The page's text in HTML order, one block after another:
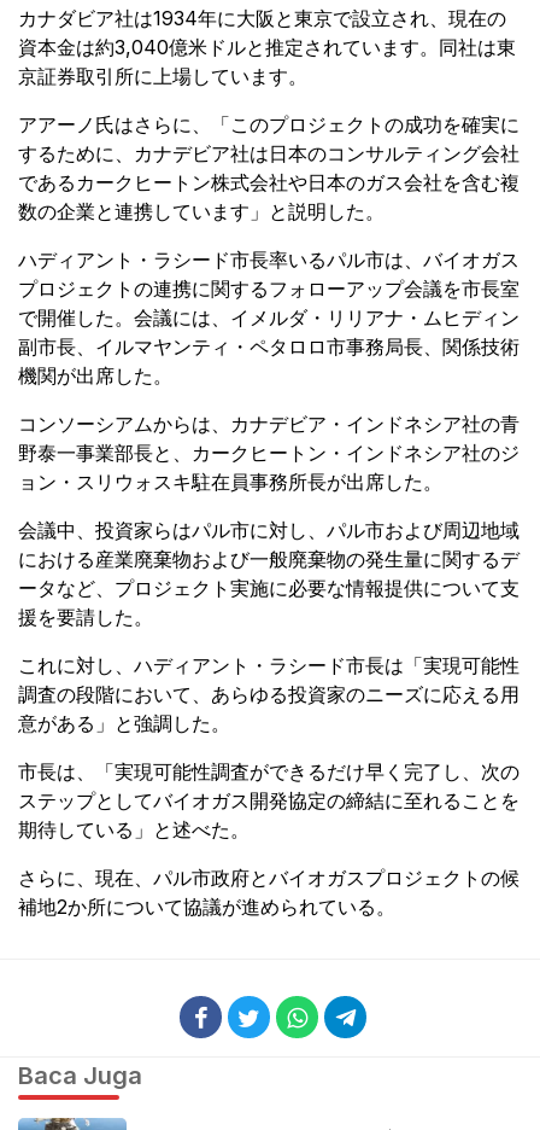
カナダビア社は1934年に大阪と東京で設立され、現在の
資本金は約3,040億米ドルと推定されています。同社は東
京証券取引所に上場しています。
アアーノ氏はさらに、「このプロジェクトの成功を確実に
するために、カナデビア社は日本のコンサルティング会社
であるカークヒートン株式会社や日本のガス会社を含む複
数の企業と連携しています」と説明した。
ハディアント・ラシード市長率いるパル市は、バイオガス
プロジェクトの連携に関するフォローアップ会議を市長室
で開催した。会議には、イメルダ・リリアナ・ムヒディン
副市長、イルマヤンティ・ペタロロ市事務局長、関係技術
機関が出席した。
コンソーシアムからは、カナデビア・インドネシア社の青
野泰一事業部長と、カークヒートン・インドネシア社のジ
ョン・スリウォスキ駐在員事務所長が出席した。
会議中、投資家らはパル市に対し、パル市および周辺地域
における産業廃棄物および一般廃棄物の発生量に関するデ
ータなど、プロジェクト実施に必要な情報提供について支
援を要請した。
これに対し、ハディアント・ラシード市長は「実現可能性
調査の段階において、あらゆる投資家のニーズに応える用
意がある」と強調した。
市長は、「実現可能性調査ができるだけ早く完了し、次の
ステップとしてバイオガス開発協定の締結に至れることを
期待している」と述べた。
さらに、現在、パル市政府とバイオガスプロジェクトの候
補地2か所について協議が進められている。
Baca Juga